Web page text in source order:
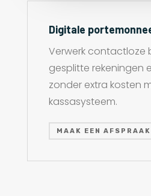
Digitale
Verwerk contactloze
gesplitte rekeningen
zonder extra kosten
kassasysteem.
MAAK EEN AFSPRAAK